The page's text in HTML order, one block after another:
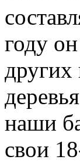
году
наши
свои